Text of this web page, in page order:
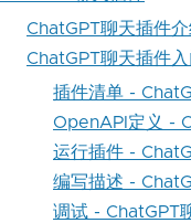
ChatGPT聊天插件介
ChatGPT聊天插件入
插件清单 -
OpenAPI定义 -
运行插件 -
编写描述 -
调试 - ChatGPT